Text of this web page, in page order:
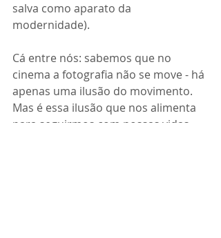
salva como aparato da
modernidade).
Cá entre nós: sabemos que no
cinema a fotografia não se move - há
apenas uma ilusão do movimento.
Mas é essa ilusão que nos alimenta
para seguirmos com nossas vidas